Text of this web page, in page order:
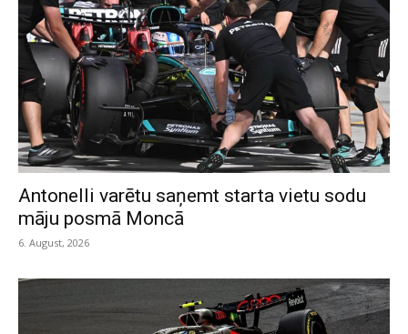
Antonelli varētu saņemt starta vietu sodu
māju posmā Moncā
6. August, 2026